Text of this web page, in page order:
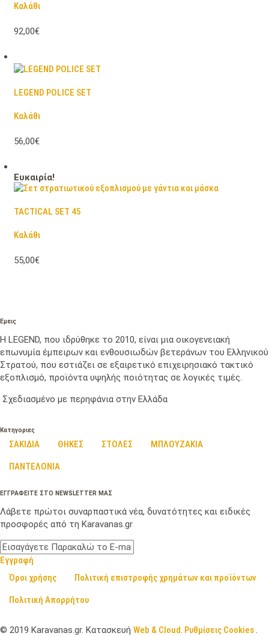
Καλάθι
92,00€
LEGEND POLICE SET
Καλάθι
56,00€
Ευκαιρία!
TACTICAL SET 45
Καλάθι
55,00€
Εμεις
Η LEGEND, που ιδρύθηκε το 2010, είναι μια οικογενειακή
επωνυμία έμπειρων και ενθουσιωδών βετεράνων του Ελληνικού
Στρατού, που εστιάζει σε εξαιρετικό επιχειρησιακό τακτικό
εξοπλισμό, προϊόντα υψηλής ποιότητας σε λογικές τιμές.
Σχεδιασμένο με περηφάνια στην Ελλάδα
Κατηγοριες
ΣΑΚΙΔΙΑ ΘΗΚΕΣ ΣΤΟΛΕΣ ΜΠΛΟΥΖΑΚΙΑ
ΠΑΝΤΕΛΟΝΙΑ
ΕΓΓΡΑΦΕΙΤΕ ΣΤΟ NEWSLETTER ΜΑΣ
Λάβετε πρώτοι συναρπαστικά νέα, δυνατότητες και ειδικές
προσφορές από τη Karavanas.gr
Εγγραφή
Όροι χρήσης
Πολιτική επιστροφής χρημάτων και προϊόντων
Πολιτική Απορρήτου
© 2019 Karavanas.gr. Κατασκευή Web & Cloud Ρυθμίσεις Cookies